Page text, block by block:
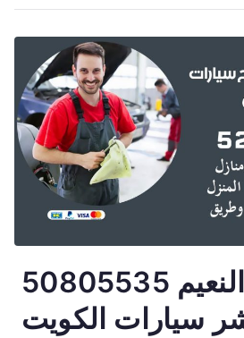
كراج متنقل النعيم 50805535
سيارات الكويت